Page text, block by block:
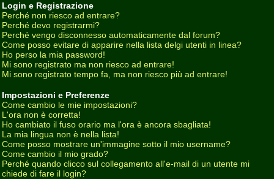
Login e Registrazione
Perché non riesco ad entrare?
Perché devo registrarmi?
Perché vengo disconnesso automaticamente dal forum?
Come posso evitare di apparire nella lista delgi utenti in linea?
Ho perso la mia password!
Mi sono registrato ma non riesco ad entrare!
Mi sono registrato tempo fa, ma non riesco più ad entrare!
Impostazioni e Preferenze
Come cambio le mie impostazioni?
L'ora non è corretta!
Ho cambiato il fuso orario ma l'ora è ancora sbagliata!
La mia lingua non è nella lista!
Come posso mostrare un'immagine sotto il mio username?
Come cambio il mio grado?
Perché quando clicco sul collegamento all'e-mail di un utente mi
chiede di fare il login?